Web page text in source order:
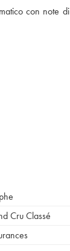
con note
Cru Classé